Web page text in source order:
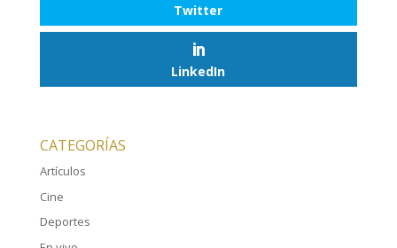
Twitter
LinkedIn
CATEGORÍAS
Artículos
Cine
Deportes